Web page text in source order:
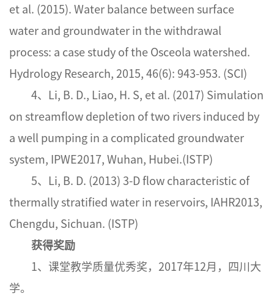
et al. (2015). Water balance between surface
water and groundwater in the withdrawal
process: a case study of the Osceola watershed.
Hydrology Research, 2015, 46(6): 943-953. (SCI)
4、Li, B. D., Liao, H. S, et al. (2017) Simulation
on streamflow depletion of two rivers induced by
a well pumping in a complicated groundwater
system, IPWE2017, Wuhan, Hubei.(ISTP)
5、Li, B. D. (2013) 3-D flow characteristic of
thermally stratified water in reservoirs, IAHR2013,
Chengdu, Sichuan. (ISTP)
获得奖励
1、课堂教学质量优秀奖，2017年12月，四川大
学。